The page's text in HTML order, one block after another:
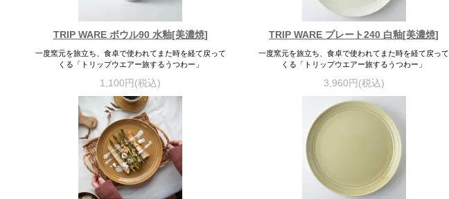
TRIP WARE ボウル90 水釉[美濃焼]
一度窯元を旅立ち、食卓で使われてまた時を経て戻って
くる「トリップウエアー旅するうつわー」
1,100円(税込)
TRIP WARE プレート240 白釉[美濃焼]
一度窯元を旅立ち、食卓で使われてまた時を経て戻って
くる「トリップウエアー旅するうつわー」
3,960円(税込)